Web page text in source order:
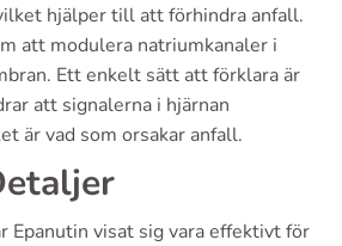
hjälper till att förhindra anfall.
att modulera natriumkanaler i
Ett enkelt sätt att förklara är
att signalerna i hjärnan
är vad som orsakar anfall.
Epanutin visat sig vara effektivt för